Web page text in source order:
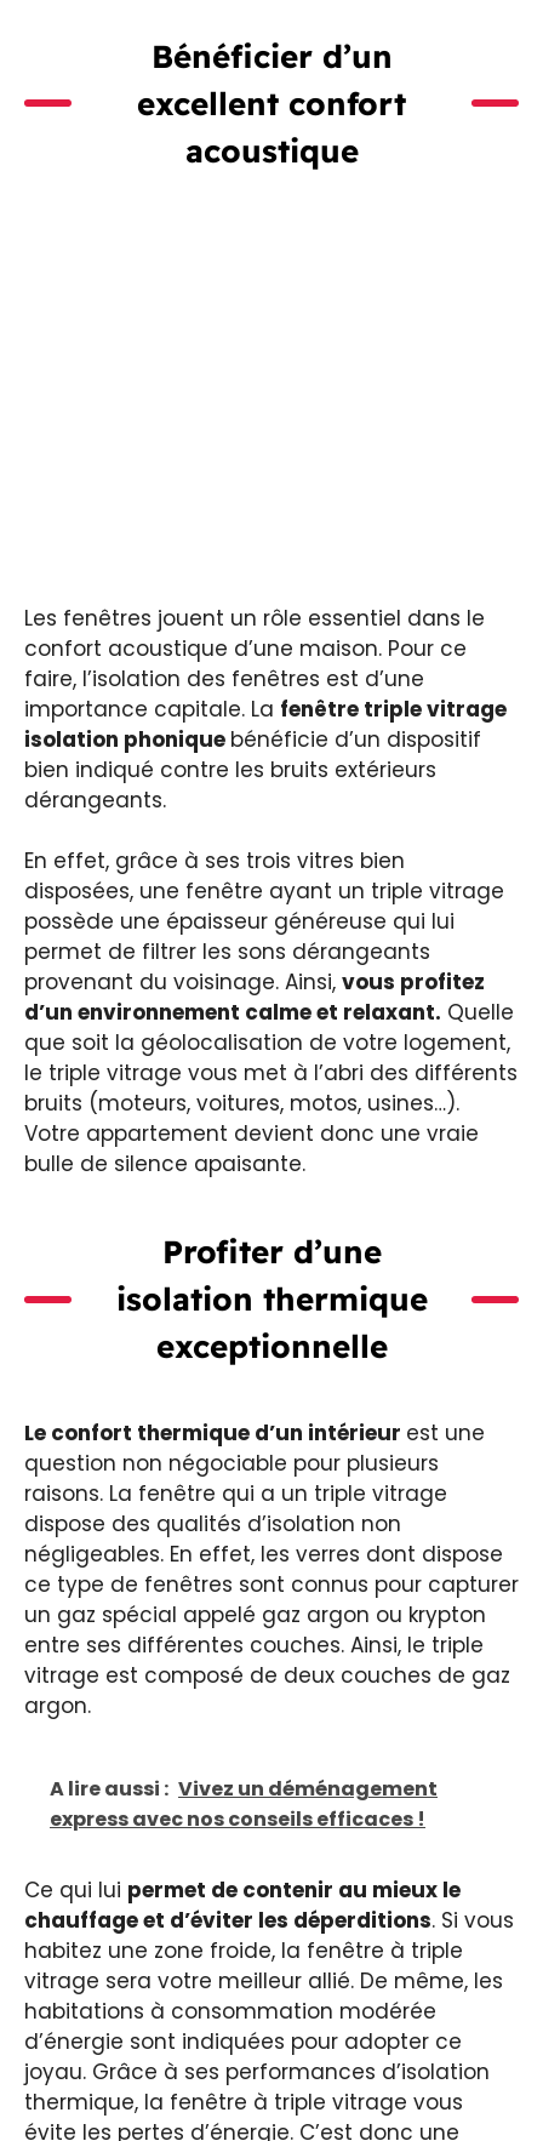
Bénéficier d’un
excellent confort
acoustique
Les fenêtres jouent un rôle essentiel dans le
confort acoustique d’une maison. Pour ce
faire, l’isolation des fenêtres est d’une
importance capitale. La fenêtre triple vitrage
isolation phonique bénéficie d’un dispositif
bien indiqué contre les bruits extérieurs
dérangeants.
En effet, grâce à ses trois vitres bien
disposées, une fenêtre ayant un triple vitrage
possède une épaisseur généreuse qui lui
permet de filtrer les sons dérangeants
provenant du voisinage. Ainsi, vous profitez
d’un environnement calme et relaxant. Quelle
que soit la géolocalisation de votre logement,
le triple vitrage vous met à l’abri des différents
bruits (moteurs, voitures, motos, usines…).
Votre appartement devient donc une vraie
bulle de silence apaisante.
Profiter d’une
isolation thermique
exceptionnelle
Le confort thermique d’un intérieur est une
question non négociable pour plusieurs
raisons. La fenêtre qui a un triple vitrage
dispose des qualités d’isolation non
négligeables. En effet, les verres dont dispose
ce type de fenêtres sont connus pour capturer
un gaz spécial appelé gaz argon ou krypton
entre ses différentes couches. Ainsi, le triple
vitrage est composé de deux couches de gaz
argon.
A lire aussi : Vivez un déménagement
express avec nos conseils efficaces !
Ce qui lui permet de contenir au mieux le
chauffage et d’éviter les déperditions. Si vous
habitez une zone froide, la fenêtre à triple
vitrage sera votre meilleur allié. De même, les
habitations à consommation modérée
d’énergie sont indiquées pour adopter ce
joyau. Grâce à ses performances d’isolation
thermique, la fenêtre à triple vitrage vous
évite les pertes d’énergie. C’est donc une